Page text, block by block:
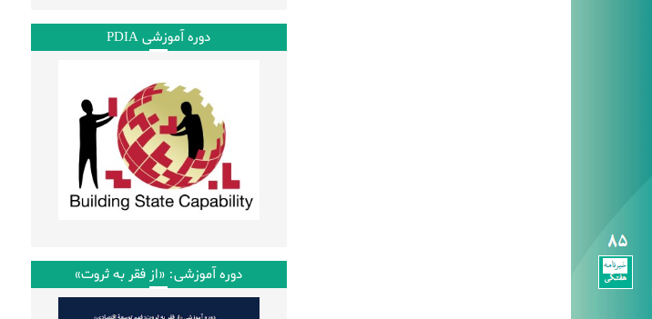
دوره آموزشی PDIA
دوره آموزشی: «از فقر به ثروت»